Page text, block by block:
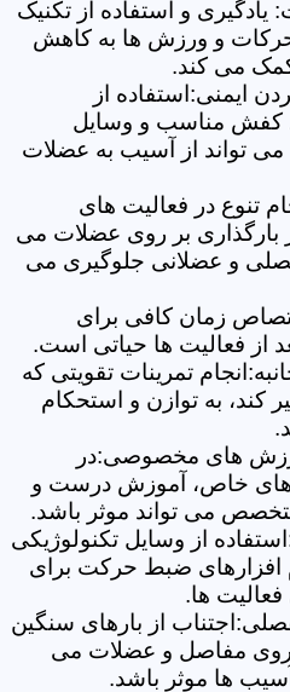
و استفاده از تکنیک
و ورزش ها به کاهش
می کند.
ایمنی:استفاده از
کفش مناسب و وسایل
تواند از آسیب به عضلات
تنوع در فعالیت های
بارگذاری بر روی عضلات می
و عضلانی جلوگیری می
زمان کافی برای
از فعالیت ها حیاتی است.
تمرینات تقویتی که
کند، به توازن و استحکام
های مخصوصی:در
خاص، آموزش درست و
می تواند موثر باشد.
از وسایل تکنولوژیکی
افزارهای ضبط حرکت برای
فعالیت ها.
از بارهای سنگین
روی مفاصل و عضلات می
ها موثر باشد.